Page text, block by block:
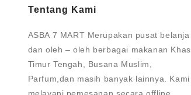
Tentang Kami
ASBA 7 MART Merupakan pusat belanja
dan oleh – oleh berbagai makanan Khas
Timur Tengah, Busana Muslim,
Parfum,dan masih banyak lainnya. Kami